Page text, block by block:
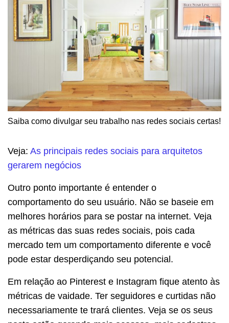
Saiba como divulgar seu trabalho nas redes sociais certas!
Veja: As principais redes sociais para arquitetos
gerarem negócios
Outro ponto importante é entender o
comportamento do seu usuário. Não se baseie em
melhores horários para se postar na internet. Veja
as métricas das suas redes sociais, pois cada
mercado tem um comportamento diferente e você
pode estar desperdiçando seu potencial.
Em relação ao Pinterest e Instagram fique atento às
métricas de vaidade. Ter seguidores e curtidas não
necessariamente te trará clientes. Veja se os seus